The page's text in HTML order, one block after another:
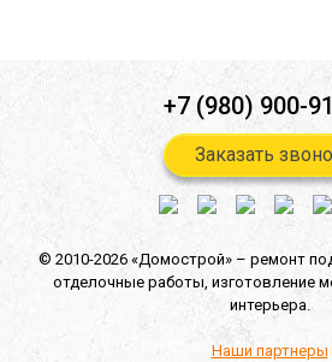
© 2010-2026 «Домострой» – ремонт
отделочные работы, изготовление
интерьера.
Наши партнеры
+7 (980) 900-
Заказать